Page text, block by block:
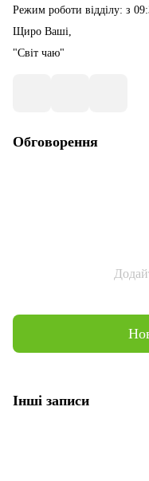
Режим роботи відділу: з
Щиро Ваші,
"Світ чаю"
Обговорення
Інші записи